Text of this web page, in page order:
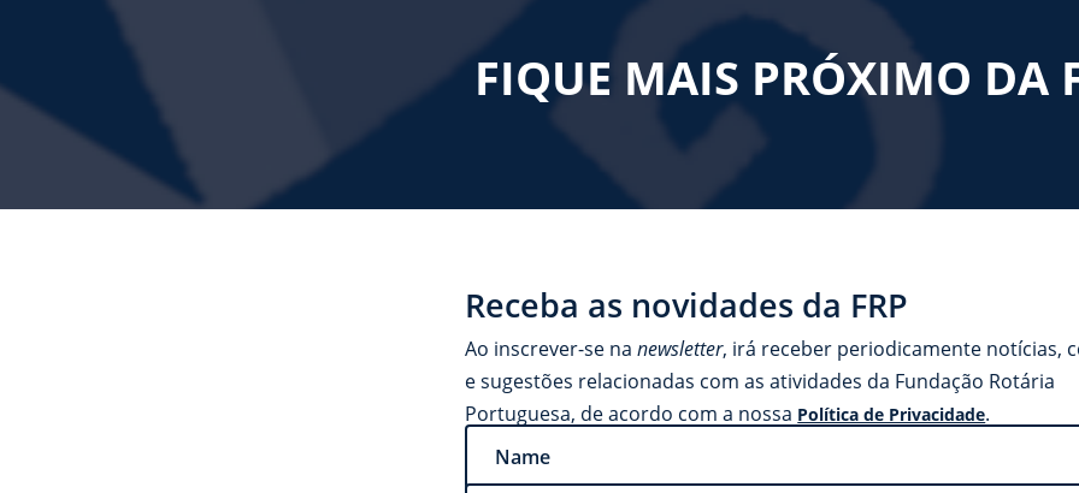
FIQUE MAIS PRÓXIMO DA
Receba as novidades da FRP
Ao inscrever-se nanewsletter, irá receber periodicamente notícias,
e sugestões relacionadas com as atividades da Fundação Rotária
Portuguesa, de acordo com a nossa Política de Privacidade.